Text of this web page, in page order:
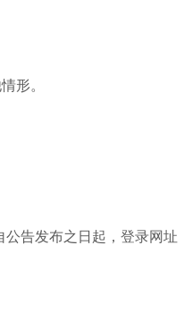
形。
告发布之日起，登录网址